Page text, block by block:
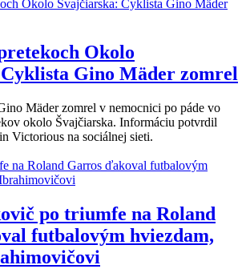
Okolo
Gino Mäder zomrel
Mäder zomrel v nemocnici po páde vo
okolo Švajčiarska. Informáciu potvrdil
Victorious na sociálnej sieti.
po triumfe na Roland
futbalovým hviezdam,